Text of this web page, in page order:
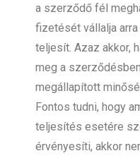
a szerződő fél
fizetését vállalja
teljesít. Azaz akkor,
meg a
megállapított
Fontos tudni, hogy
teljesítés esetére
érvényesíti, akkor